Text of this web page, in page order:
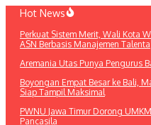
Lewati
konten
Hot News
Perkuat Sistem Merit, Wali Kota
ASN Berbasis Manajemen Talenta
Aremania Utas Punya Pengurus
Boyongan Empat Besar ke Bali,
Siap Tampil Maksimal
PWNU Jawa Timur Dorong
Pancasila